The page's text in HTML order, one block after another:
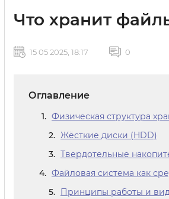
Что хранит
15 05 2025, 18:17 0
Оглавление
Физическая структура
Жёсткие диски (HDD)
Твердотельные
Файловая система как
Принципы работы и